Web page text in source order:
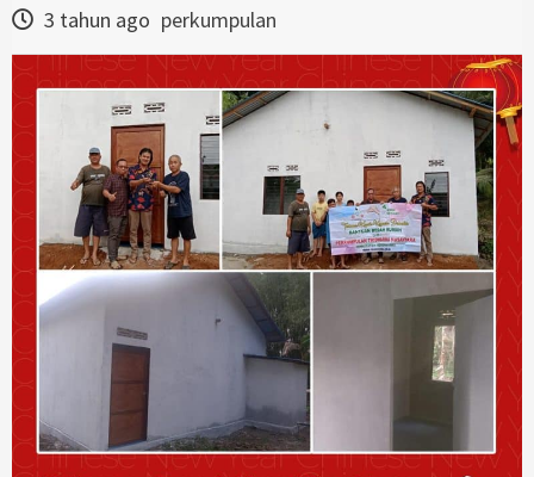
3 tahun ago perkumpulan